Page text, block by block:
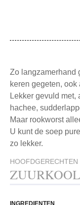
Zo langzamerhand
keren gegeten, ook
Lekker gevuld
hachee,
Maar rookworst
U kunt de soep
zo lekker.
HOOFDGERECHTEN
INGREDIENTEN